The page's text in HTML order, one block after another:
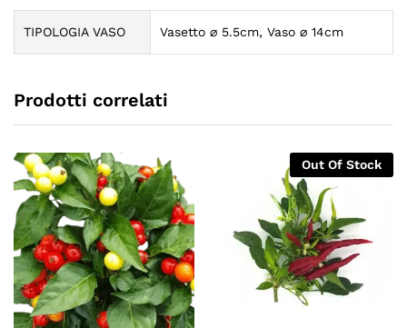
TIPOLOGIA VASO Vasetto ⌀ 5.5cm, Vaso ⌀ 14cm
Prodotti correlati
Out Of Stock